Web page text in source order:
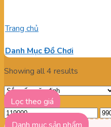
Trang chủ
Danh Mục Đồ Chơi
Showing all 4 results
Lọc theo giá
Giá
tối
Giá